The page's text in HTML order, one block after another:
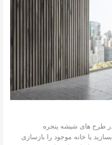
طرح های شیشه پنجره
یا خانه موجود را بازسازی